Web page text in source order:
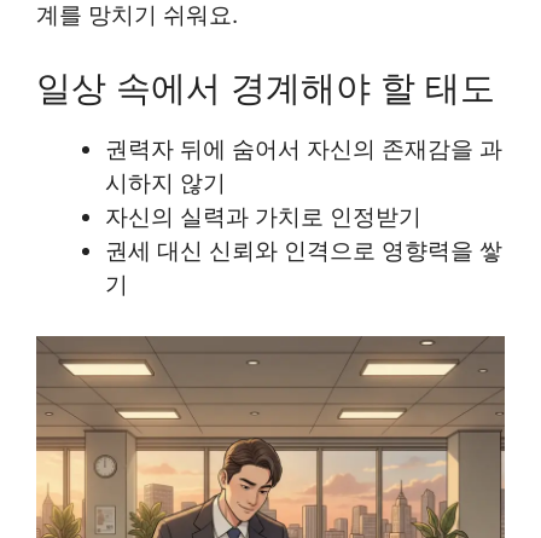
계를 망치기 쉬워요.
일상 속에서 경계해야 할 태도
권력자 뒤에 숨어서 자신의 존재감을 과
시하지 않기
자신의 실력과 가치로 인정받기
권세 대신 신뢰와 인격으로 영향력을 쌓
기